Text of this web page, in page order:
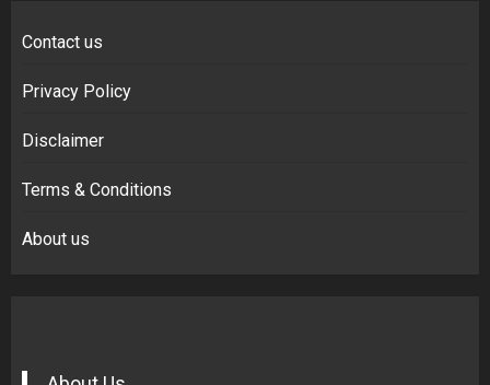
Contact us
Privacy Policy
Disclaimer
Terms & Conditions
About us